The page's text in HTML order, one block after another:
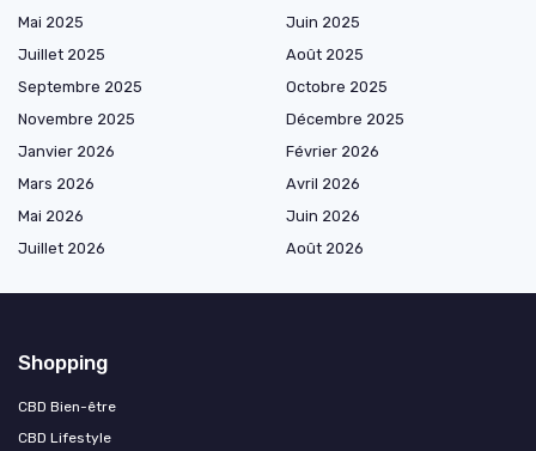
Mai 2025
Juin 2025
Juillet 2025
Août 2025
Septembre 2025
Octobre 2025
Novembre 2025
Décembre 2025
Janvier 2026
Février 2026
Mars 2026
Avril 2026
Mai 2026
Juin 2026
Juillet 2026
Août 2026
Shopping
CBD Bien-être
CBD Lifestyle